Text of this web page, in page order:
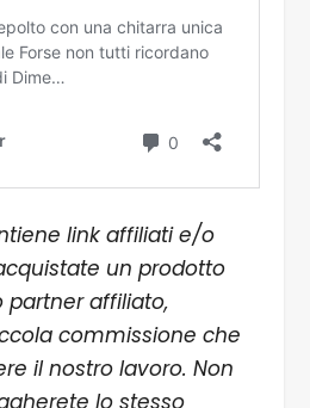
link affiliati e/o
un prodotto
affiliato,
commissione che
il nostro lavoro. Non
lo stesso